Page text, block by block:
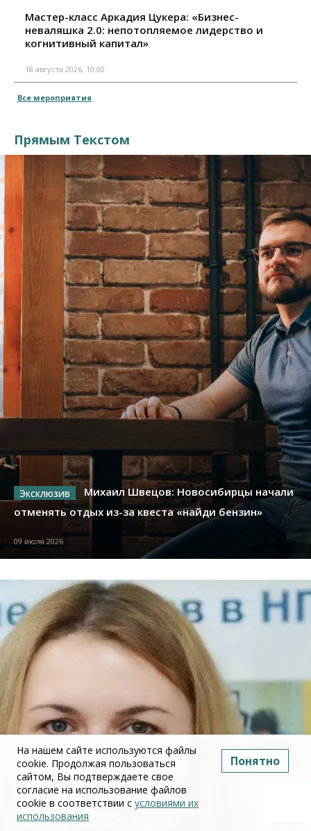
Мастер-класс Аркадия Цукера: «Бизнес-
неваляшка 2.0: непотопляемое лидерство и
когнитивный капитал»
18 августа 2026, 10:00
Все мероприятия
Прямым Текстом
Михаил Швецов: Новосибирцы начали
отменять отдых из-за квеста «найди бензин»
09 июля 2026
На нашем сайте используются файлы
cookie. Продолжая пользоваться
сайтом, Вы подтверждаете свое
согласие на использование файлов
cookie в соответствии с условиями их
использования
Понятно